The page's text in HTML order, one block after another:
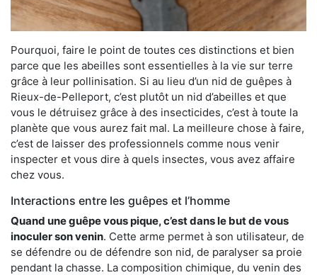
Pourquoi, faire le point de toutes ces distinctions et bien
parce que les abeilles sont essentielles à la vie sur terre
grâce à leur pollinisation. Si au lieu d’un nid de guêpes à
Rieux-de-Pelleport, c’est plutôt un nid d’abeilles et que
vous le détruisez grâce à des insecticides, c’est à toute la
planète que vous aurez fait mal. La meilleure chose à faire,
c’est de laisser des professionnels comme nous venir
inspecter et vous dire à quels insectes, vous avez affaire
chez vous.
Interactions entre les guêpes et l’homme
Quand une guêpe vous pique, c’est dans le but de vous
inoculer son venin. Cette arme permet à son utilisateur, de
se défendre ou de défendre son nid, de paralyser sa proie
pendant la chasse. La composition chimique, du venin des